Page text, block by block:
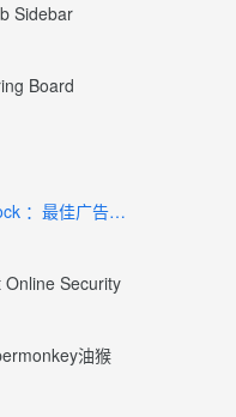
Sidebar
Board
AdBlock ：最佳广告拦截工具
Online Security
油猴